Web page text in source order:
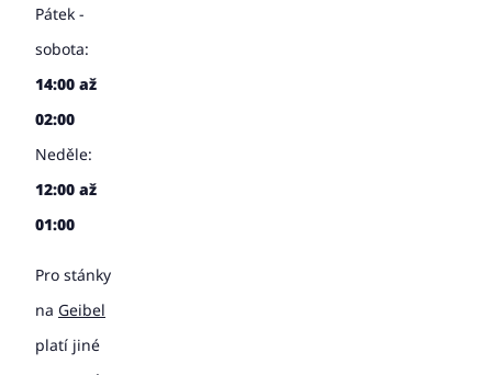
Pátek -
sobota:
14:00 až
02:00
Neděle:
12:00 až
01:00
Pro stánky
na Geibel
platí jiné